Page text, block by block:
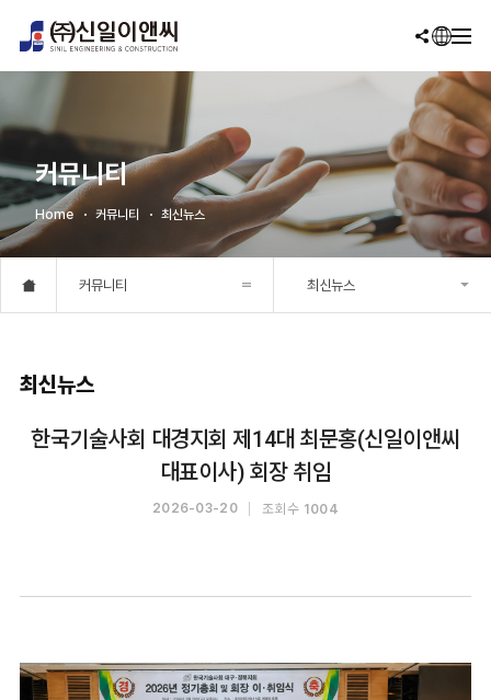
커뮤니티
Home 커뮤니티 최신뉴스
커뮤니티 최신뉴스
최신뉴스
한국기술사회 대경지회 제14대 최문홍(신일이앤씨
대표이사) 회장 취임
2026-03-20 조회수 1004